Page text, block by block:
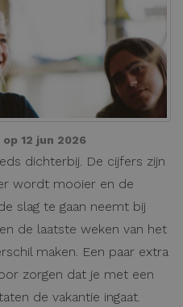
op 12 jun 2026
dichterbij. De cijfers zijn
wordt mooier en de
slag te gaan neemt bij
de laatste weken van het
maken. Een paar extra
zorgen dat je met een
de vakantie ingaat.